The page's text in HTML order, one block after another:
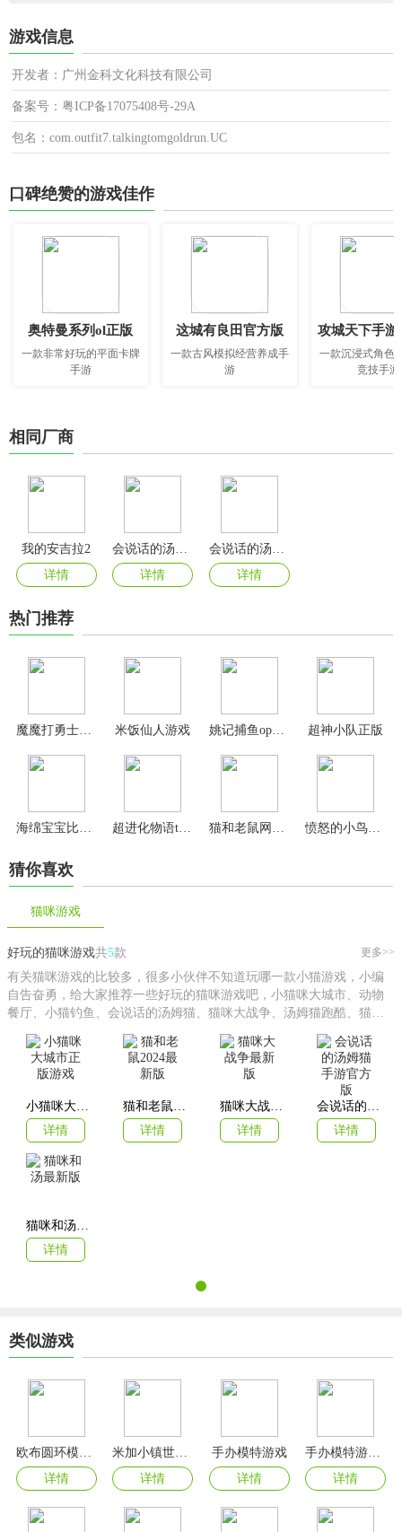
游戏信息
开发者：广州金科文化科技有限公司
备案号：粤ICP备17075408号-29A
包名：com.outfit7.talkingtomgoldrun.UC
口碑绝赞的游戏佳作
奥特曼系列ol正版
一款非常好玩的平面卡牌
手游
这城有良田官方版
一款古风模拟经营养成手
游
攻城天下手游
一款沉浸式角色
竞技手游
相同厂商
我的安吉拉2
详情
详情
详情
热门推荐
魔魔打勇士0.1折 米饭仙人游戏 姚记捕鱼oppo版本 超神小队正版
猜你喜欢
猫咪游戏
好玩的猫咪游戏共5款 更多>>
有关猫咪游戏的比较多，很多小伙伴不知道玩哪一款小猫游戏，小编
自告奋勇，给大家推荐一些好玩的猫咪游戏吧，小猫咪大城市、动物
餐厅、小猫钓鱼、会说话的汤姆猫、猫咪大战争、汤姆猫跑酷、猫咪
详情
详情
详情
详情
详情
类似游戏
欧布圆环模拟器手机版(OrbRing)
详情
详情
手办模特游戏
详情
详情